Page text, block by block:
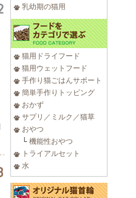
乳幼期の猫用
猫用ドライフード
猫用ウェットフード
手作り猫ごはんサポート
簡単手作りトッピング
おかず
サプリ／ミルク／猫草
おやつ
└ 機能性おやつ
トライアルセット
水